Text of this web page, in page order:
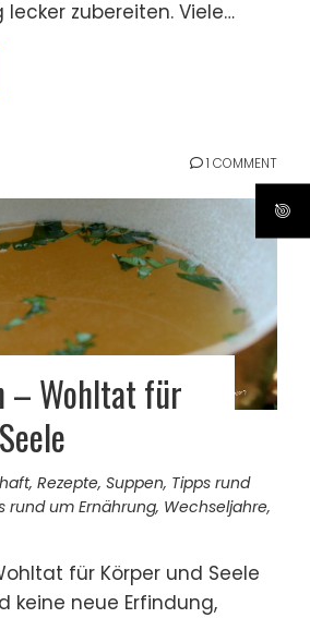
zubereiten. Viele…
1 COMMENT
– Wohltat für
, Rezepte, Suppen, Tipps rund
rund um Ernährung, Wechseljahre,
für Körper und Seele
keine neue Erfindung,